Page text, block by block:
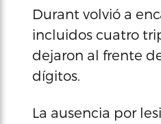
Durant volvió a
incluidos cuatro
dejaron al frente
dígitos.
La ausencia por